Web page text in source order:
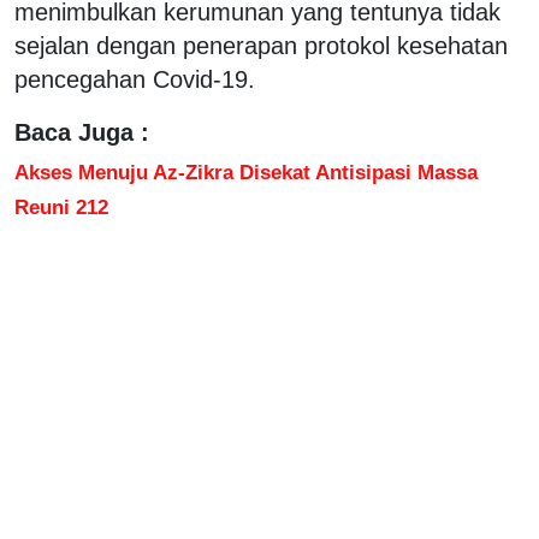
menimbulkan kerumunan yang tentunya tidak
sejalan dengan penerapan protokol kesehatan
pencegahan Covid-19.
Baca Juga :
Akses Menuju Az-Zikra Disekat Antisipasi Massa
Reuni 212